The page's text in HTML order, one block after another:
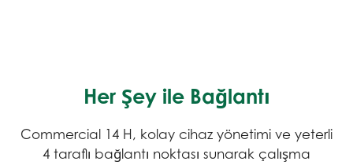
Her Şey ile Bağlantı
Commercial 14 H, kolay cihaz yönetimi ve yeterli
4 taraflı bağlantı noktası sunarak çalışma